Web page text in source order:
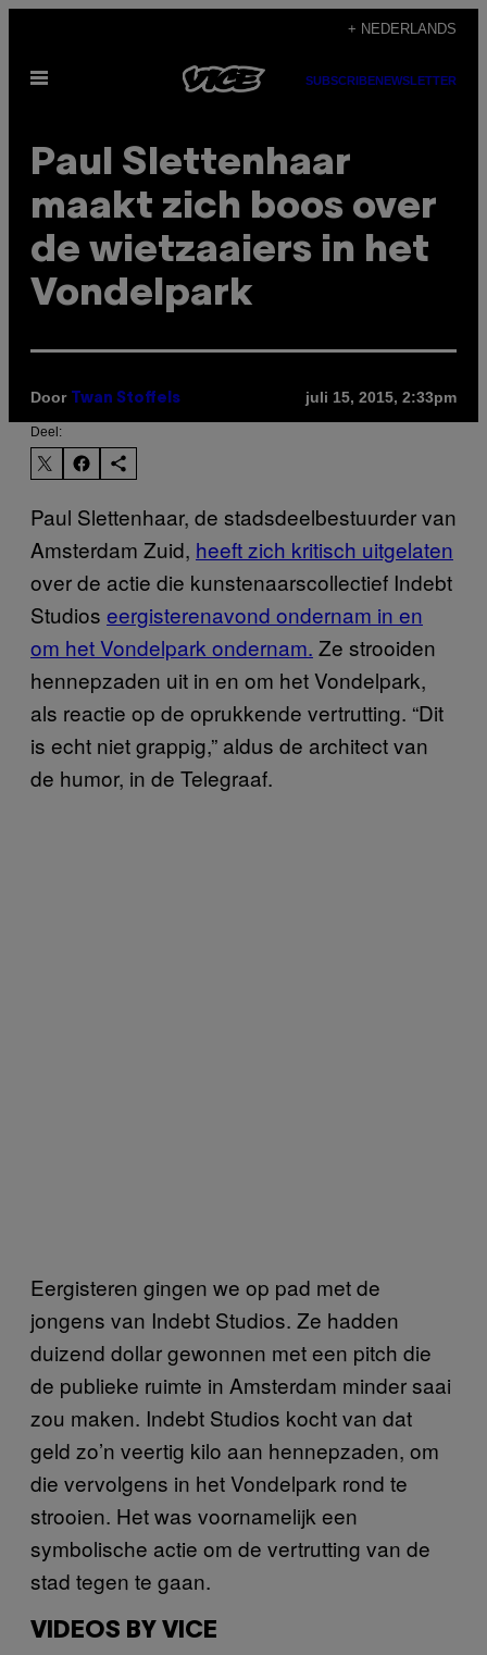
de
+ NEDERLANDS
Open
SUBSCRIBENEWSLETTER
Paul Slettenhaar
maakt zich boos over
de wietzaaiers in het
Vondelpark
Door Twan Stoffels juli 15, 2015, 2:33pm
Deel:
Paul Slettenhaar, de stadsdeelbestuurder van
Amsterdam Zuid, heeft zich kritisch uitgelaten
over de actie die kunstenaarscollectief Indebt
Studios eergisterenavond ondernam in en
om het Vondelpark ondernam. Ze strooiden
hennepzaden uit in en om het Vondelpark,
als reactie op de oprukkende vertrutting. “Dit
is echt niet grappig,” aldus de architect van
de humor, in de Telegraaf.
Eergisteren gingen we op pad met de
jongens van Indebt Studios. Ze hadden
duizend dollar gewonnen met een pitch die
de publieke ruimte in Amsterdam minder saai
zou maken. Indebt Studios kocht van dat
geld zo’n veertig kilo aan hennepzaden, om
die vervolgens in het Vondelpark rond te
strooien. Het was voornamelijk een
symbolische actie om de vertrutting van de
stad tegen te gaan.
VIDEOS BY VICE